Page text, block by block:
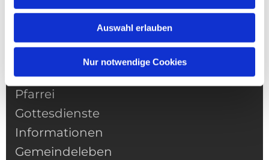
Auswahl erlauben
Nur notwendige Cookies
NAVIGATION
Pfarrei
Gottesdienste
Informationen
Gemeindeleben